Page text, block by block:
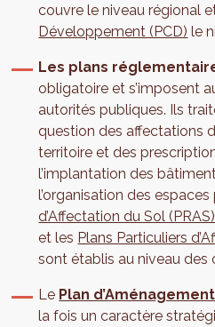
couvre le niveau régional
Développement (PCD) le
Les plans
obligatoire et s’imposent
autorités publiques. Ils
question des affectations
territoire et des
l’implantation des
l’organisation des
d’Affectation du Sol (PRAS)
et les Plans Particuliers
sont établis au niveau des
Le Plan
la fois un caractère